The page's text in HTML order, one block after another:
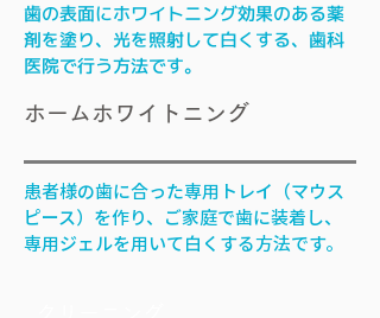
歯の表面にホワイトニング効果のある薬
剤を塗り、光を照射して白くする、歯科
医院で行う方法です。
ホームホワイトニング
患者様の歯に合った専用トレイ（マウス
ピース）を作り、ご家庭で歯に装着し、
専用ジェルを用いて白くする方法です。